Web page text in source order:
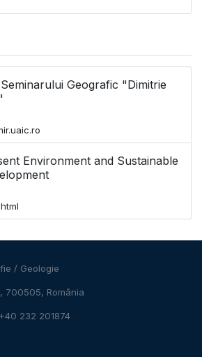
Geografic "Dimitrie
Environment and Sustainable
/ Geologie
700505, România
232 201874